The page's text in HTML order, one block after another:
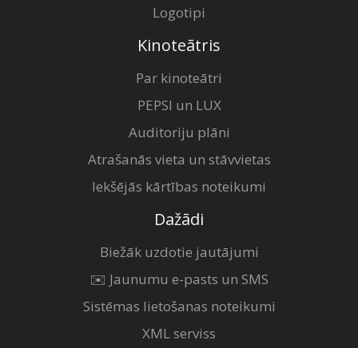
Logotipi
Kinoteātris
Par kinoteātri
PEPSI un LUX
Auditoriju plāni
Atrašanās vieta un stāvvietas
Iekšējās kārtības noteikumi
Dažādi
Biežāk uzdotie jautājumi
✉️ Jaunumu e-pasts un SMS
Sistēmas lietošanas noteikumi
XML serviss